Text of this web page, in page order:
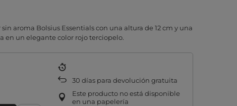
aroma Bolsius Essentials con una altura de 12 cm y una
en un elegante color rojo terciopelo.
30 días para devolución gratuita
Este producto no está disponible
en una papelería